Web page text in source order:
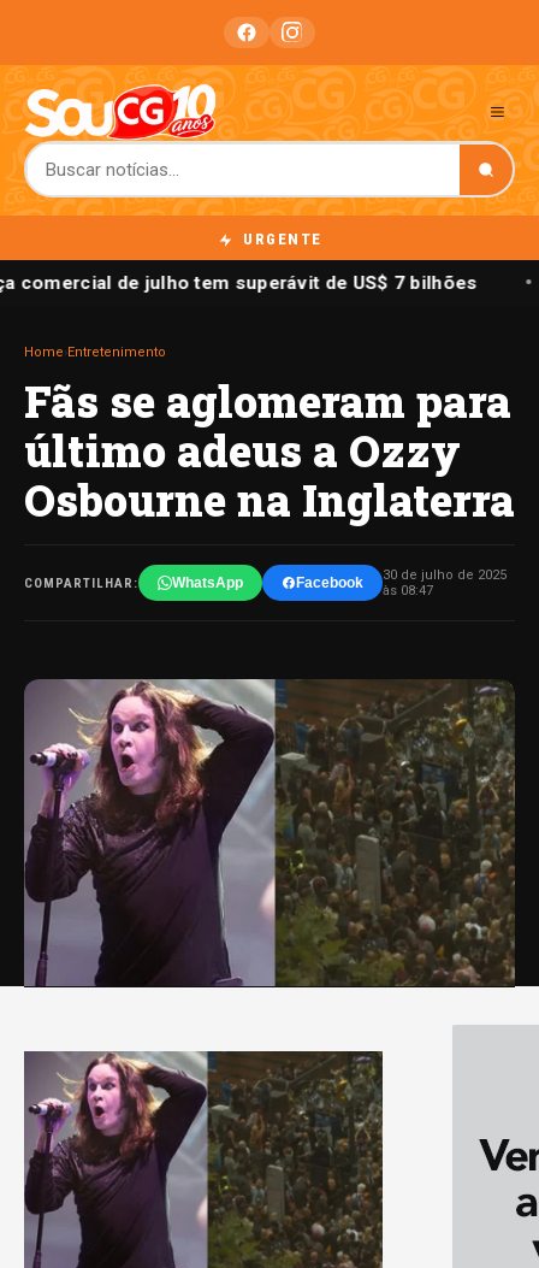
URGENTE
comercial de julho tem superávit de US$ 7 bilhões
Home Entretenimento
Fãs se aglomeram para
último adeus a Ozzy
Osbourne na Inglaterra
COMPARTILHAR: WhatsApp Facebook
30 de julho de 2025
às 08:47